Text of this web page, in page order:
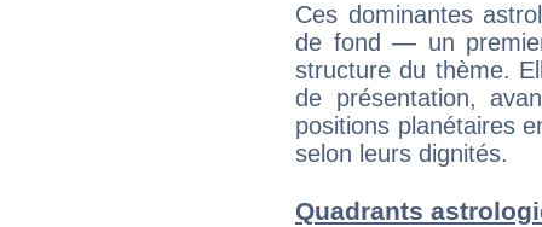
Ces dominantes
de fond — un
structure du thème.
de présentation,
positions planétaires
selon leurs dignités.
Quadrants